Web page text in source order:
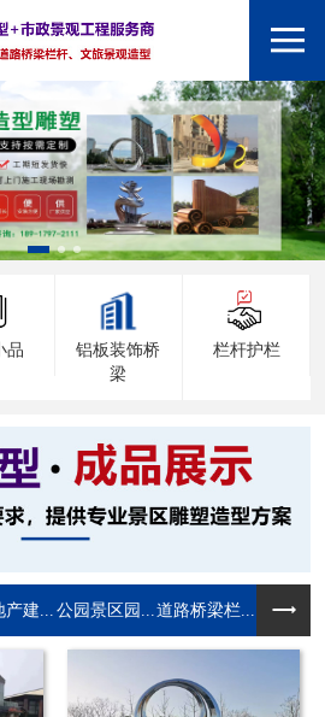
品
铝板装饰桥
梁
栏杆护栏
建... 公园景区园... 道路桥梁栏...